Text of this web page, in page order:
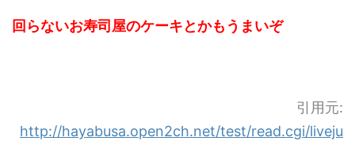
回らないお寿司屋のケーキとかもうまいぞ
引用元:
http://hayabusa.open2ch.net/test/read.cgi/liveju